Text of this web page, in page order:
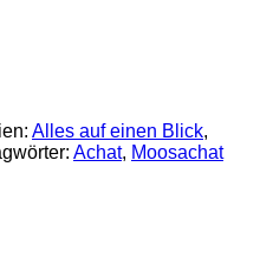
Alles auf einen Blick,
Achat, Moosachat